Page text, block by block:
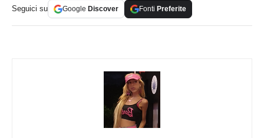
Seguici su Google Discover Fonti Preferite